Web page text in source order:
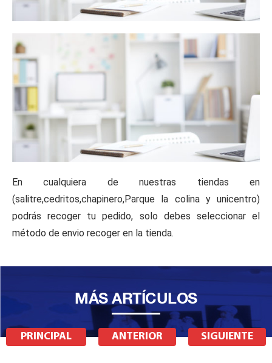
En cualquiera de nuestras tiendas en
(salitre,cedritos,chapinero,Parque la colina y unicentro)
podrás recoger tu pedido, solo debes seleccionar el
método de envio recoger en la tienda.
MÁS ARTÍCULOS
PRINCIPAL ANTERIOR SIGUIENTE